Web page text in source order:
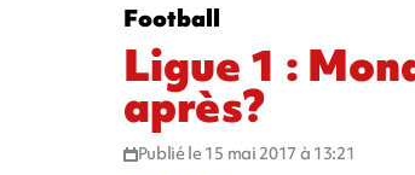
Football
Ligue 1 :
après?
Publié le 15 mai 2017 à 13:21